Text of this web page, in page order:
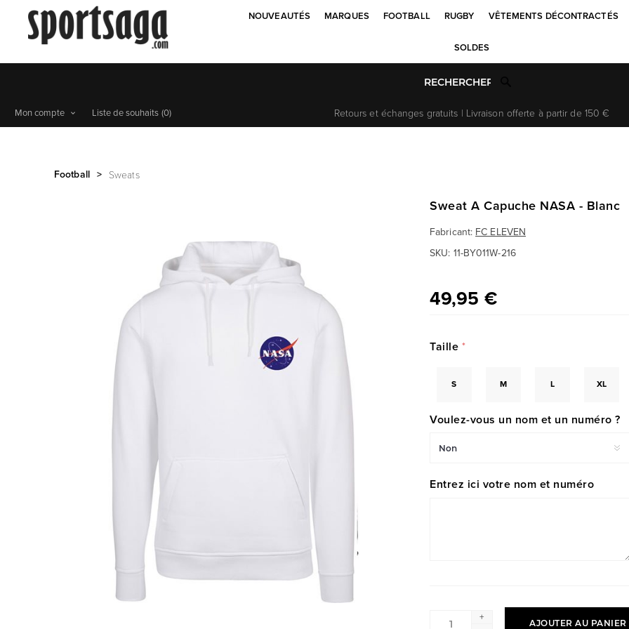
NOUVEAUTÉS MARQUES FOOTBALL RUGBY VÊTEMENTS DÉCONTRACTÉS
SOLDES
Retours et échanges gratuits | Livraison offerte à partir de 150 €
Mon compte Liste de souhaits (0)
Football > Sweats
Sweat A Capuche NASA - Blanc
Fabricant: FC ELEVEN
SKU: 11-BY011W-216
49,95 €
Taille *
S M L XL
Voulez-vous un nom et un numéro ?
Entrez ici votre nom et numéro
+
AJOUTER AU PANIER